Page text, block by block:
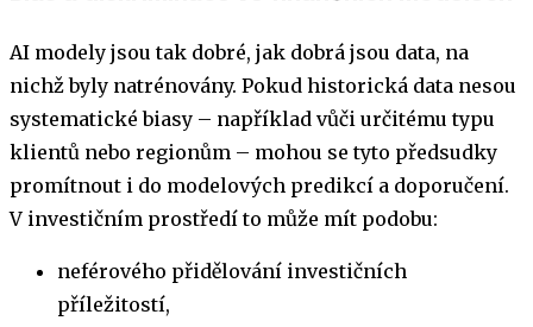
AI modely jsou tak dobré, jak dobrá jsou data, na
nichž byly natrénovány. Pokud historická data nesou
systematické biasy – například vůči určitému typu
klientů nebo regionům – mohou se tyto předsudky
promítnout i do modelových predikcí a doporučení.
V investičním prostředí to může mít podobu:
neférového přidělování investičních
příležitostí,